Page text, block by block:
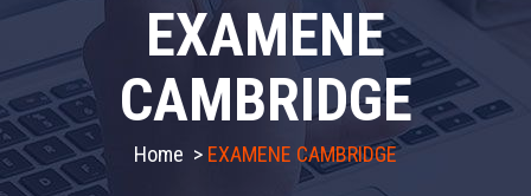
EXAMENE
CAMBRIDGE
Home > EXAMENE CAMBRIDGE